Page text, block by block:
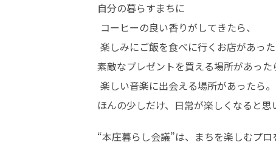
自分の暮らすまちに
素敵なプレゼントを買える場所があった
ほんの少しだけ、日常が楽しくなると思
“本庄暮らし会議”は、まちを楽しむプ